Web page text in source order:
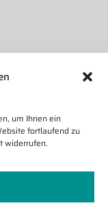
um Ihnen ein
fortlaufend zu
widerrufen.